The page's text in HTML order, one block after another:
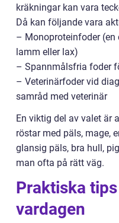
kräkningar kan vara
Då kan följande vara
– Monoproteinfoder (en
lamm eller lax)
– Spannmålsfria foder
– Veterinärfoder vid
samråd med veterinär
En viktig del av valet är
röstar med päls, mage,
glansig päls, bra hull,
man ofta på rätt väg.
Praktiska
vardagen